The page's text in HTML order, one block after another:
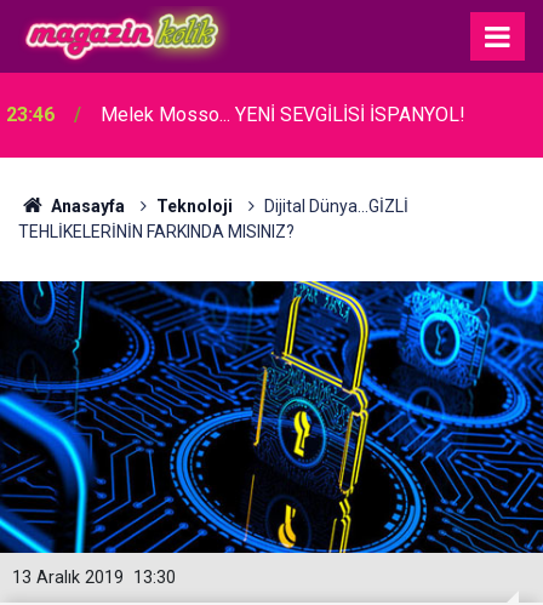
23:46 Melek Mosso... YENİ SEVGİLİSİ İSPANYOL!
Anasayfa Teknoloji
Dijital Dünya...GİZLİ
TEHLİKELERİNİN FARKINDA MISINIZ?
13:30
13 Aralık 2019